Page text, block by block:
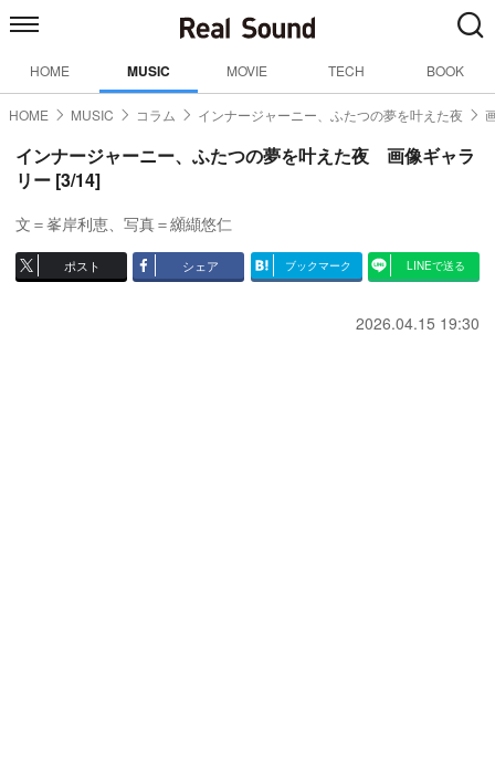
HOME MUSIC MOVIE TECH BOOK
HOME MUSIC コラム インナージャーニー、ふたつの夢を叶えた夜
インナージャーニー、ふたつの夢を叶えた夜 画像ギャラ
リー [3/14]
文＝峯岸利恵、写真＝纐纈悠仁
ポスト シェア ブックマーク LINEで送る
2026.04.15 19:30